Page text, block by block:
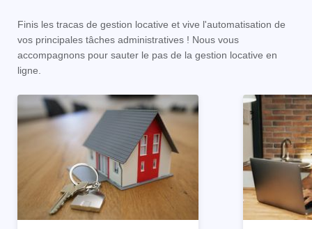
Finis les tracas de gestion locative et vive l'automatisation de
vos principales tâches administratives ! Nous vous
accompagnons pour sauter le pas de la gestion locative en
ligne.